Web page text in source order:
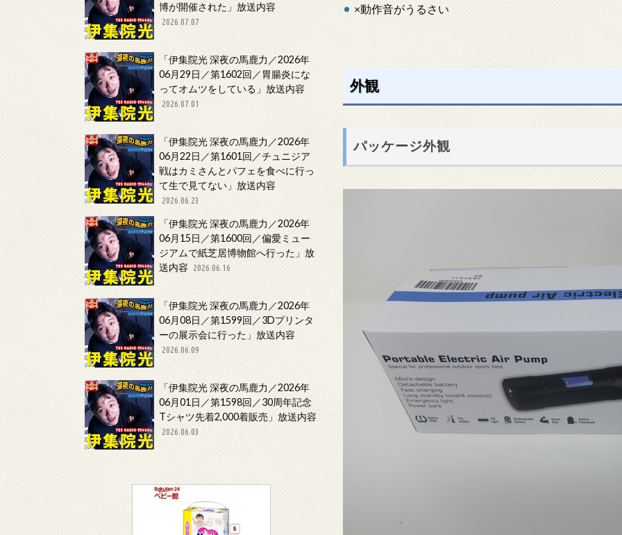
×動作音がうるさい
外観
パッケージ外観
博が開催された」放送内容
2026.07.07
「伊集院光 深夜の馬鹿力／2026年
06月29日／第1602回／胃腸炎にな
ってオムツをしている」放送内容
2026.07.01
「伊集院光 深夜の馬鹿力／2026年
06月22日／第1601回／チュニジア
戦はカミさんとパフェを食べに行っ
て生で見てない」放送内容
2026.06.23
「伊集院光 深夜の馬鹿力／2026年
06月15日／第1600回／偏愛ミュー
ジアムで紙芝居博物館へ行った」放
送内容
2026.06.16
「伊集院光 深夜の馬鹿力／2026年
06月08日／第1599回／3Dプリンタ
ーの展示会に行った」放送内容
2026.06.09
「伊集院光 深夜の馬鹿力／2026年
06月01日／第1598回／30周年記念
Tシャツ先着2,000着販売」放送内容
2026.06.03